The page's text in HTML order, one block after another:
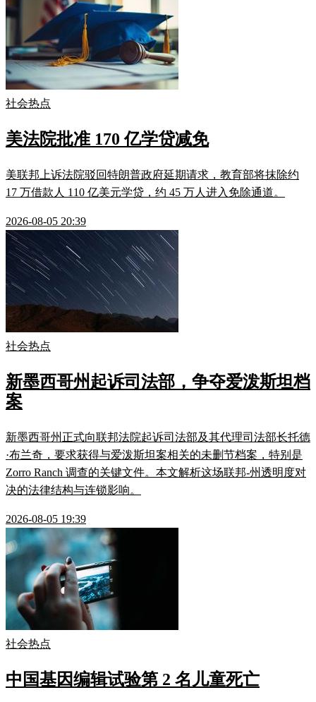
社会热点
美法院批准 170 亿学贷减免
美联邦上诉法院驳回特朗普政府延期请求，教育部将抹除约
17 万借款人 110 亿美元学贷，约 45 万人进入免除通道。
2026-08-05 20:39
社会热点
新墨西哥州起诉司法部，争夺爱泼斯坦档
案
新墨西哥州正式向联邦法院起诉司法部及其代理司法部长托德
·布兰奇，要求获得与爱泼斯坦案相关的未删节档案，特别是
Zorro Ranch 调查的关键文件。本文解析这场联邦-州透明度对
决的法律结构与连锁影响。
2026-08-05 19:39
社会热点
中国基因编辑试验第 2 名儿童死亡